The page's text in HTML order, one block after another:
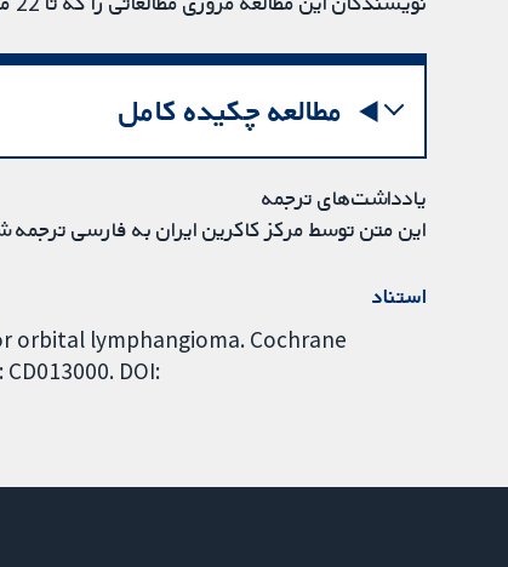
مطالعه چکیده کامل
یادداشت‌های ترجمه
این متن توسط مرکز کاکرین ایران به فارسی
استناد
orbital lymphangioma. Cochrane
DOI: